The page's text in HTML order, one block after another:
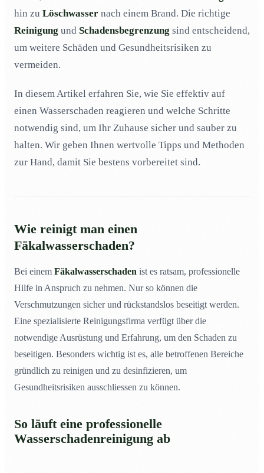
Abwasser im Keller: So reinigen Sie richtig
04Reinigung nach Wasserschaden: Schritt-für-Schritt-
Wasserschaden?
Grundreinigung nach einem Wasserschaden: Worauf
Massnahmen
07Wie entfernt man Wasser effektiv vom Boden?
Fäkalien im Keller: So gehen Sie vor
hin zu Löschwasser nach einem Brand. Die richtige
Reinigung und Schadensbegrenzung sind entscheidend,
um weitere Schäden und Gesundheitsrisiken zu
vermeiden.
In diesem Artikel erfahren Sie, wie Sie effektiv auf
einen Wasserschaden reagieren und welche Schritte
notwendig sind, um Ihr Zuhause sicher und sauber zu
halten. Wir geben Ihnen wertvolle Tipps und Methoden
zur Hand, damit Sie bestens vorbereitet sind.
Wie reinigt man einen
Fäkalwasserschaden?
Bei einem Fäkalwasserschaden ist es ratsam, professionelle
Hilfe in Anspruch zu nehmen. Nur so können die
Verschmutzungen sicher und rückstandslos beseitigt werden.
Eine spezialisierte Reinigungsfirma verfügt über die
notwendige Ausrüstung und Erfahrung, um den Schaden zu
beseitigen. Besonders wichtig ist es, alle betroffenen Bereiche
gründlich zu reinigen und zu desinfizieren, um
Gesundheitsrisiken ausschliessen zu können.
So läuft eine professionelle
Wasserschadenreinigung ab